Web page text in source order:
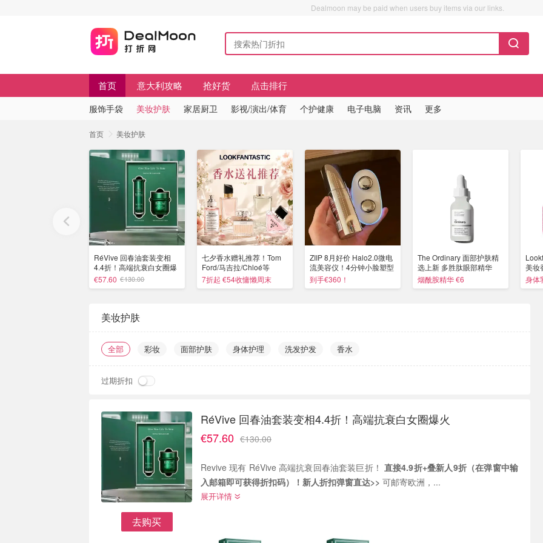
Dealmoon may be paid when users buy items via our links.
首页 意大利攻略 抢好货 点击排行
服饰手袋 美妆护肤 家居厨卫 影视/演出/体育 个护健康 电子电脑 资讯 更多
首页 美妆护肤
RéVive 回春油套装变相
4.4折！高端抗衰白女圈爆
火
€57.60 €130.00
七夕香水赠礼推荐！Tom
Ford/马吉拉/Chloé等
7折起 €54收慵懒周末
ZIIP 8月好价 Halo2.0微电
流美容仪！4分钟小脸塑型
到手€360！
The Ordinary 面部护肤精
选上新 多胜肽眼部精华
€26.8
烟酰胺精华 €6
美妆
身体
美妆护肤
全部 彩妆 面部护肤 身体护理 洗发护发 香水
过期折扣
去购买
RéVive 回春油套装变相4.4折！高端抗衰白女圈爆火
€57.60 €130.00
Revive 现有 RéVive 高端抗衰回春油套装巨折！ 直接4.9折+叠新人9折（在弹窗中输
入邮箱即可获得折扣码）！新人折扣弹窗直达>> 可邮寄欧洲，...
展开详情